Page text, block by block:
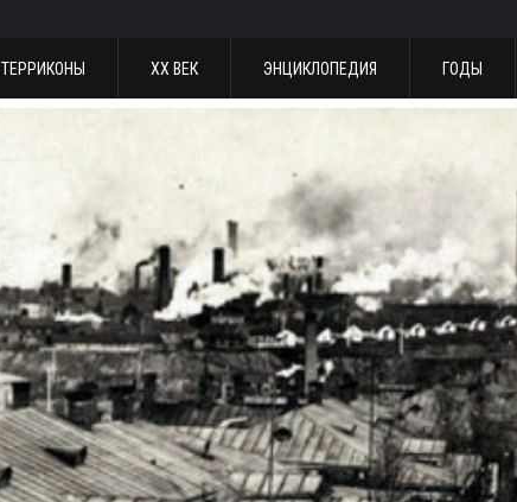
ТЕРРИКОНЫ ХХ ВЕК ЭНЦИКЛОПЕДИЯ ГОДЫ